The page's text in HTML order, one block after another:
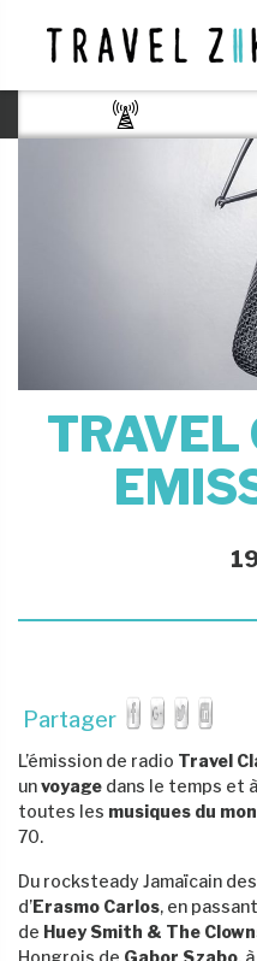
TRAVEL
Partager
L’émission de radio Travel
unvoyage dans le temps et
toutes les musiques du
70.
Du rocksteady Jamaïcain des
d’Erasmo Carlos, en
de Huey Smith & The
Hongrois de Gabor Szabo,